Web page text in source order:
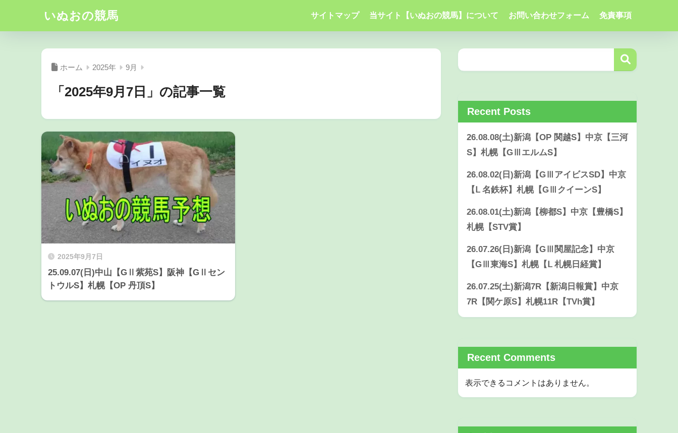
いぬおの競馬 サイトマップ 当サイト【いぬおの競馬】について お問い合わせフォーム 免責事項
ホーム 2025年 9月
「2025年9月7日」の記事一覧
2025年9月7日
25.09.07(日)中山【GⅡ紫苑S】阪神【GⅡセン
トウルS】札幌【OP 丹頂S】
Recent Posts
26.08.08(土)新潟【OP 関越S】中京【三河
S】札幌【GⅢエルムS】
26.08.02(日)新潟【GⅢアイビスSD】中京
【Ⅼ 名鉄杯】札幌【GⅢクイーンS】
26.08.01(土)新潟【柳都S】中京【豊橋S】
札幌【STV賞】
26.07.26(日)新潟【GⅢ関屋記念】中京
【GⅢ東海S】札幌【Ⅼ 札幌日経賞】
26.07.25(土)新潟7R【新潟日報賞】中京
7R【関ケ原S】札幌11R【TVh賞】
Recent Comments
表示できるコメントはありません。